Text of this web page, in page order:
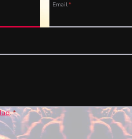
Email*
.*